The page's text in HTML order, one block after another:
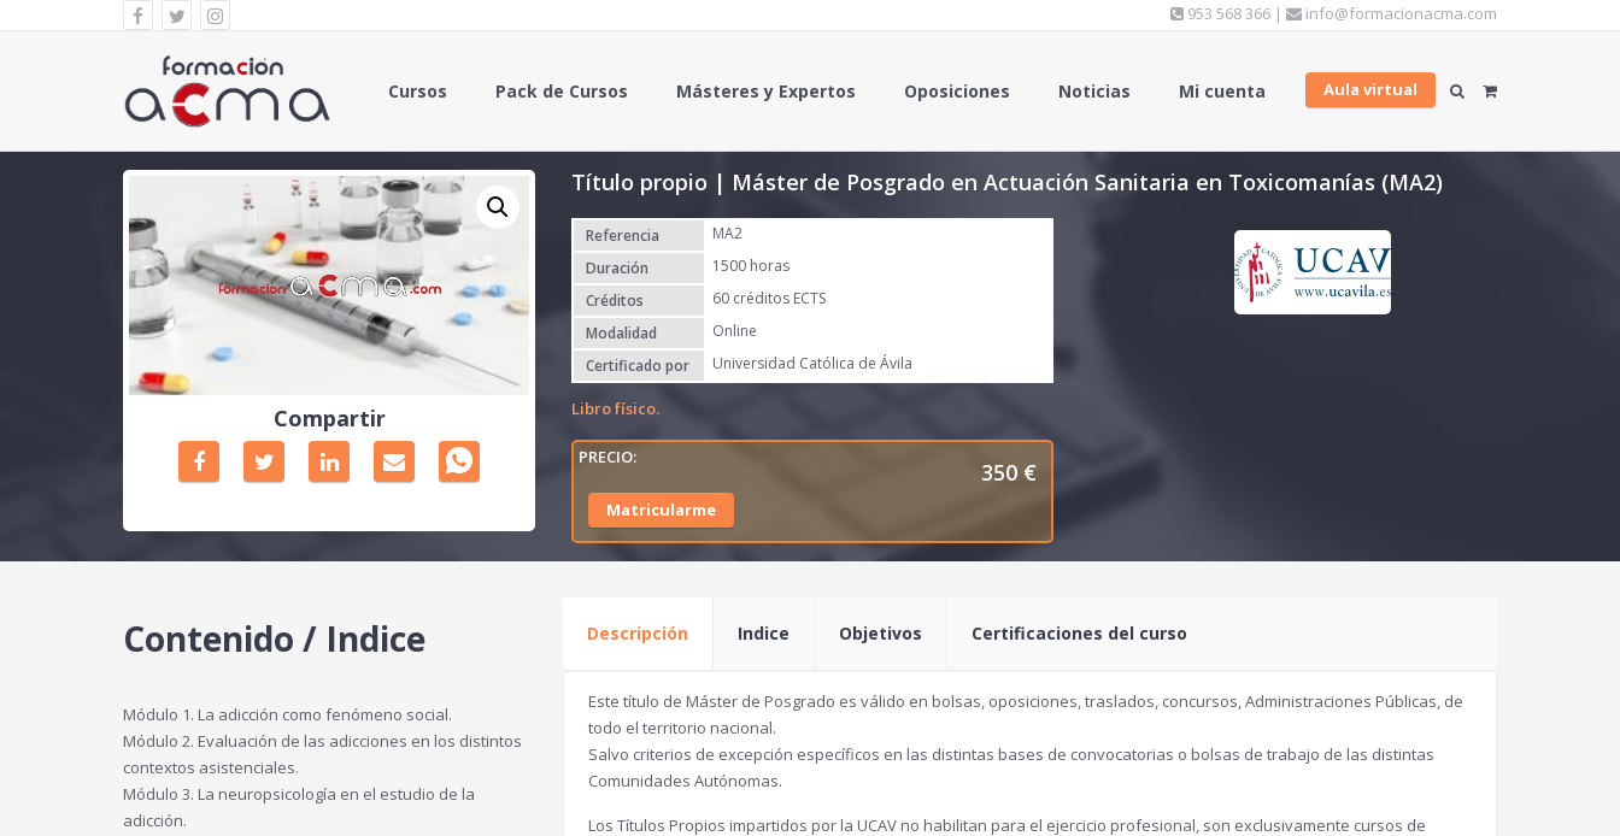
953 568 366 | info@formacionacma.com
Cursos Pack de Cursos Másteres y Expertos Oposiciones Noticias Mi cuenta Aula virtual
Compartir
Título propio | Máster de Posgrado en Actuación Sanitaria en Toxicomanías (MA2)
Referencia
MA2
Duración
1500 horas
Créditos
60 créditos ECTS
Modalidad
Online
Certificado por
Universidad Católica de Ávila
Libro físico.
350 €
Matricularme
Contenido / Indice
Módulo 1. La adicción como fenómeno social.
Módulo 2. Evaluación de las adicciones en los distintos
contextos asistenciales.
Módulo 3. La neuropsicología en el estudio de la
adicción.
Descripción Indice Objetivos Certificaciones del curso
Este título de Máster de Posgrado es válido en bolsas, oposiciones, traslados, concursos, Administraciones Públicas, de
todo el territorio nacional.
Salvo criterios de excepción específicos en las distintas bases de convocatorias o bolsas de trabajo de las distintas
Comunidades Autónomas.
Los Títulos Propios impartidos por la UCAV no habilitan para el ejercicio profesional, son exclusivamente cursos de